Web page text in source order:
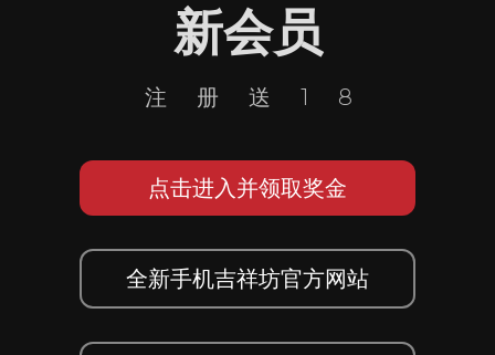
新会员
注册送18
点击进入并领取奖金
全新手机吉祥坊官方网站